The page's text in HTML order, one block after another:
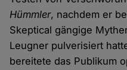
Hümmler, nachdem er
Skeptical gängige
Leugner pulverisiert
bereitete das Publikum